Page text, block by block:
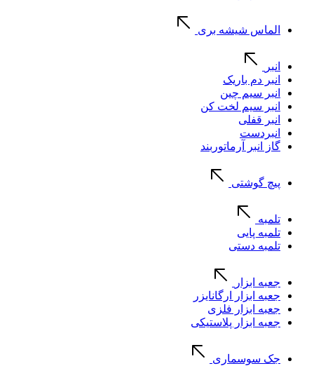
الماس شیشه بری
انبر
انبر دم باریک
انبر سیم چین
انبر سیم لخت کن
انبر قفلی
انبردست
گاز انبر آرماتوربند
پیچ گوشتی
تلمبه
تلمبه پایی
تلمبه دستی
جعبه ابزار
جعبه ابزار ارگانایزر
جعبه ابزار فلزی
جعبه ابزار پلاستیکی
جک سوسماری